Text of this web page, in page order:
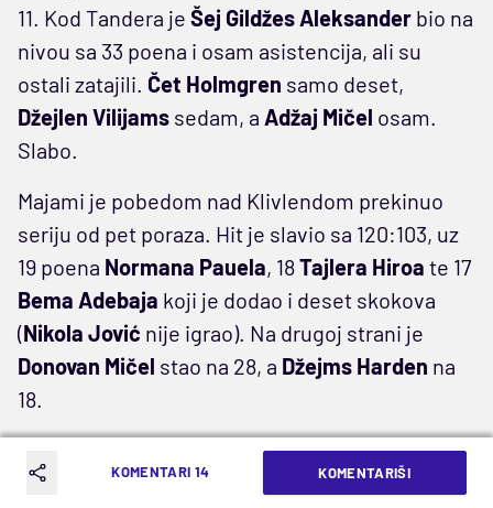
11. Kod Tandera je Šej Gildžes Aleksander bio na
nivou sa 33 poena i osam asistencija, ali su
ostali zatajili. Čet Holmgren samo deset,
Džejlen Vilijams sedam, a Adžaj Mičel osam.
Slabo.
Majami je pobedom nad Klivlendom prekinuo
seriju od pet poraza. Hit je slavio sa 120:103, uz
19 poena Normana Pauela, 18Tajlera Hiroa te 17
Bema Adebaja koji je dodao i deset skokova
(Nikola Jović nije igrao). Na drugoj strani je
Donovan Mičel stao na 28, a Džejms Harden na
18.
San Antonio je nastavio sa ubedljivim
nastupima pošto je sada srušio Memfis sa
KOMENTARI 14 KOMENTARIŠI